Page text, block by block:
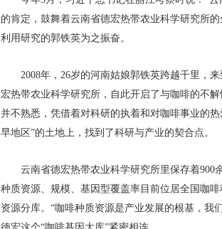
的肯定，鼓舞着云南省德宏热带农业科学研究所
利用研究的郭铁英为之振奋。
2008年，26岁的河南姑娘郭铁英跨越千里，
宏热带农业科学研究所，自此开启了与咖啡的不
并不熟悉，凭借着对科研的执着和对咖啡事业的
早地区”的土地上，找到了科研与产业的契合点。
云南省德宏热带农业科学研究所里保存着900
种质资源、规模、基因型覆盖率目前位居全国咖
资源分库。“咖啡种质资源是产业发展的根基，我